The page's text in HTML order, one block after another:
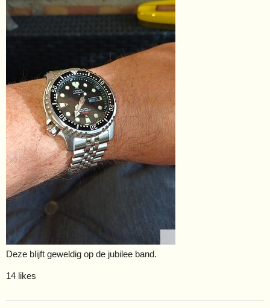
Deze blijft geweldig op de jubilee band.
14 likes